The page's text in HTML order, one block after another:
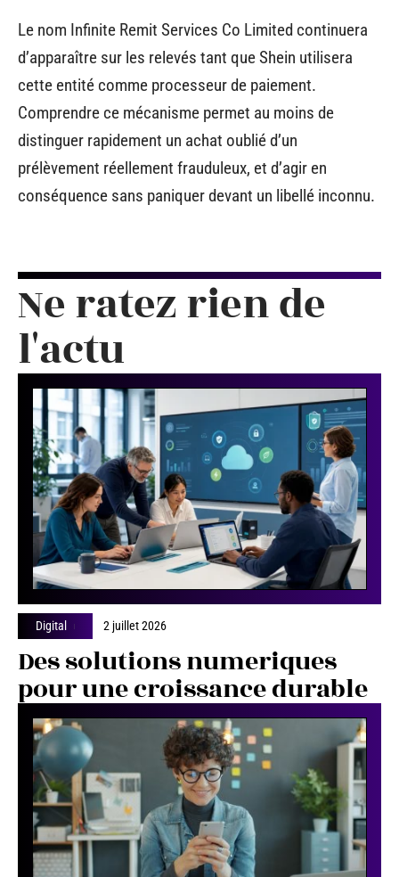
Le nom Infinite Remit Services Co Limited continuera
d’apparaître sur les relevés tant que Shein utilisera
cette entité comme processeur de paiement.
Comprendre ce mécanisme permet au moins de
distinguer rapidement un achat oublié d’un
prélèvement réellement frauduleux, et d’agir en
conséquence sans paniquer devant un libellé inconnu.
Ne ratez rien de
l'actu
Digital 2 juillet 2026
Des solutions numeriques
pour une croissance durable